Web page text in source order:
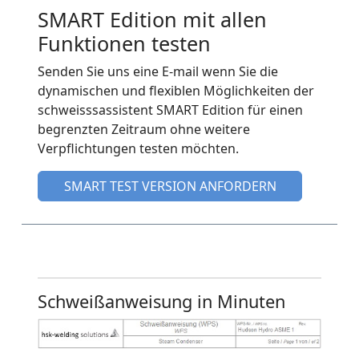
SMART Edition mit allen
Funktionen testen
Senden Sie uns eine E-mail wenn Sie die
dynamischen und flexiblen Möglichkeiten der
schweisssassistent SMART Edition für einen
begrenzten Zeitraum ohne weitere
Verpflichtungen testen möchten.
SMART TEST VERSION ANFORDERN
Schweißanweisung in Minuten